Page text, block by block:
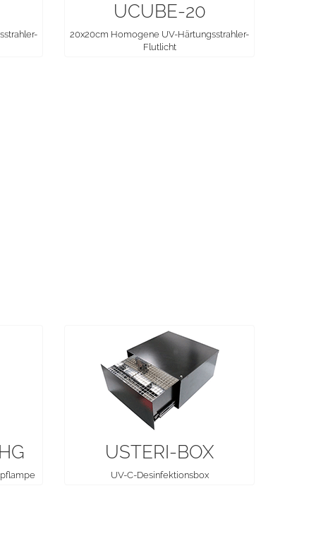
UCUBE-20
20x20cm Homogene UV-Härtungsstrahler-
Flutlicht
USTERI-BOX
UV-C-Desinfektionsbox